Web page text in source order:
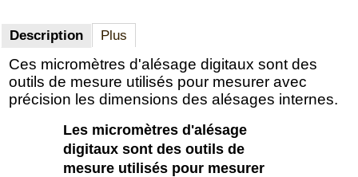
Description Plus
Ces micromètres d'alésage digitaux sont des
outils de mesure utilisés pour mesurer avec
précision les dimensions des alésages internes.
Les micromètres d'alésage
digitaux sont des outils de
mesure utilisés pour mesurer